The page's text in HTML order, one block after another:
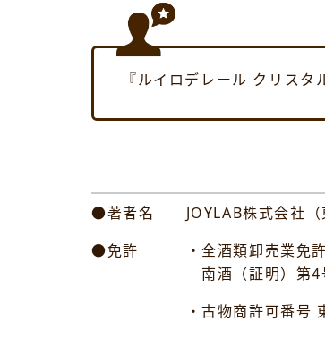
『ルイロデレール クリス
●著者名 JOYLAB株式会社（東
●免許 ・全酒類卸売業免許及
南酒（証明）第4号
・古物商許可番号 東京